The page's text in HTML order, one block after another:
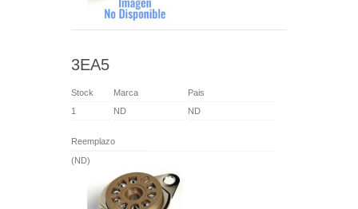
3EA5
Stock Marca
Pais
1
ND ND
Reemplazo
(ND)